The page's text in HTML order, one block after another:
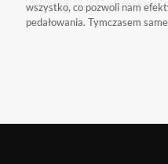
wszystko, co pozwoli nam
pedałowania. Tymczasem